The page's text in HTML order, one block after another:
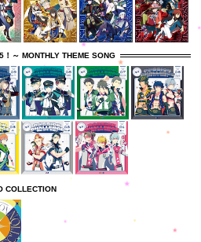
～ MONTHLY THEME SONG
COLLECTION